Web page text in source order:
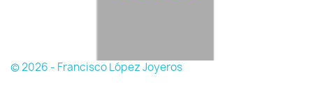
© 2026 - Francisco López Joyeros